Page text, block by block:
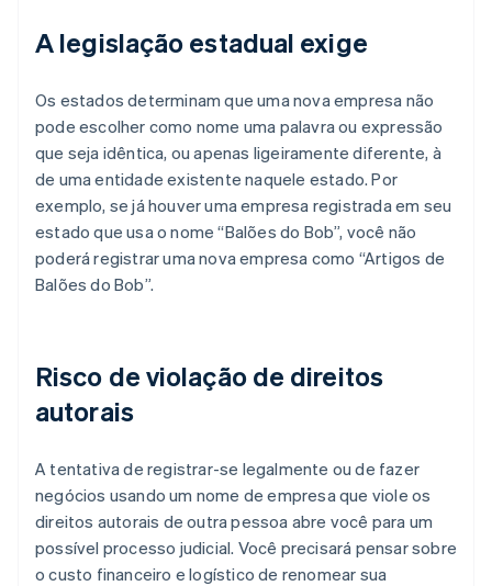
A legislação estadual exige
Os estados determinam que uma nova empresa não
pode escolher como nome uma palavra ou expressão
que seja idêntica, ou apenas ligeiramente diferente, à
de uma entidade existente naquele estado. Por
exemplo, se já houver uma empresa registrada em seu
estado que usa o nome “Balões do Bob”, você não
poderá registrar uma nova empresa como “Artigos de
Balões do Bob”.
Risco de violação de direitos
autorais
A tentativa de registrar-se legalmente ou de fazer
negócios usando um nome de empresa que viole os
direitos autorais de outra pessoa abre você para um
possível processo judicial. Você precisará pensar sobre
o custo financeiro e logístico de renomear sua